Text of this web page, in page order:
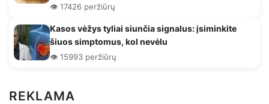
👁️ 17426 peržiūrų
Kasos vėžys tyliai siunčia signalus: įsiminkite
šiuos simptomus, kol nevėlu
👁️ 15993 peržiūrų
REKLAMA